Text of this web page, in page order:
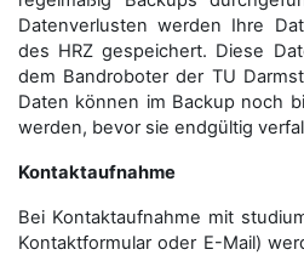
Datenverlusten werden Ihre
des HRZ gespeichert. Diese
dem Bandroboter der TU
Daten können im Backup noch
werden, bevor sie endgültig
Kontaktaufnahme
Bei Kontaktaufnahme mit
Kontaktformular oder E-Mail)